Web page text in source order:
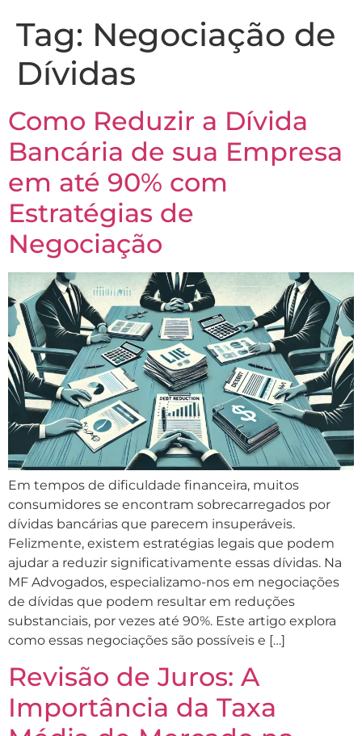
Tag: Negociação de
Dívidas
Como Reduzir a Dívida
Bancária de sua Empresa
em até 90% com
Estratégias de
Negociação
Em tempos de dificuldade financeira, muitos
consumidores se encontram sobrecarregados por
dívidas bancárias que parecem insuperáveis.
Felizmente, existem estratégias legais que podem
ajudar a reduzir significativamente essas dívidas. Na
MF Advogados, especializamo-nos em negociações
de dívidas que podem resultar em reduções
substanciais, por vezes até 90%. Este artigo explora
como essas negociações são possíveis e […]
Revisão de Juros: A
Importância da Taxa